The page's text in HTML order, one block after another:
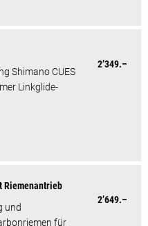
Shimano CUES
Linkglide-
2’349.–
Riemenantrieb
und
für
2’649.–